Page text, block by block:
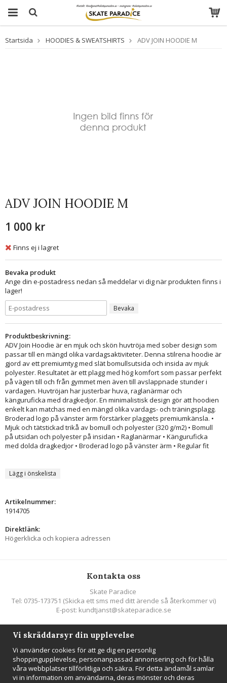
Startsida HOODIES & SWEATSHIRTS ADV JOIN HOODIE M
ADV JOIN HOODIE M
1 000 kr
Finns ej i lagret
Bevaka produkt
Ange din e-postadress nedan så meddelar vi dig när produkten finns i
lager!
Bevaka
Produktbeskrivning:
ADV Join Hoodie är en mjuk och skön huvtröja med sober design som
passar till en mängd olika vardagsaktiviteter. Denna stilrena hoodie är
gjord av ett premiumtyg med slät bomullsutsida och insida av mjuk
polyester. Resultatet är ett plagg med hög komfort som passar perfekt
på vägen till och från gymmet men även till avslappnade stunder i
vardagen. Huvtröjan har justerbar huva, raglanärmar och
känguruficka med dragkedjor. En minimalistisk design gör att hoodien
enkelt kan matchas med en mängd olika vardags- och träningsplagg.
Broderad logo på vänster ärm förstärker plaggets premiumkänsla. •
Mjuk och tätstickad trikå av bomull och polyester (320 g/m2) • Bomull
på utsidan och polyester på insidan • Raglanärmar • Känguruficka
med dolda dragkedjor • Broderad logo på vänster ärm • Regular fit
Lägg i önskelista
Artikelnummer:
1914705
Direktlänk:
Högerklicka och kopiera adressen
Kontakta oss
Skate Paradice
Tel: 0735-173751 (Skicka ett sms med ditt ärende så återkommer vi)
E-post: kundtjanst@skateparadice.se
Följ oss
Vi skräddarsyr din upplevelse
Vi använder cookies för att ge dig en personlig
shoppingupplevelse, personanpassad annonsering och för hålla
våra webbplatser tillförlitliga och säkra. För detta ändamål samlar
vi in information om användarna, deras mönster och deras